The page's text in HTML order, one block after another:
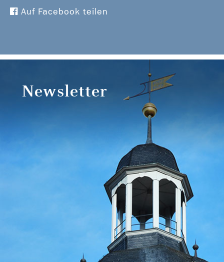
Auf Facebook teilen
Newsletter